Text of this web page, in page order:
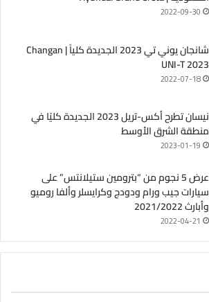
2022-09-30
شانجان يوني تي 2023 الجديدة كلياً | Changan
UNI-T 2023
2022-07-18
نيسان تطرح أكس-تريل 2023 الجديدة كليًا في
منطقة الشرق الأوسط
2023-01-19
عرض 5 نجوم من “بترومين ستيلانتس” على
سيارات جيب ورام ودودج وكرايسلر وألفا روميو
وأبارث 2021/2022
2022-04-21